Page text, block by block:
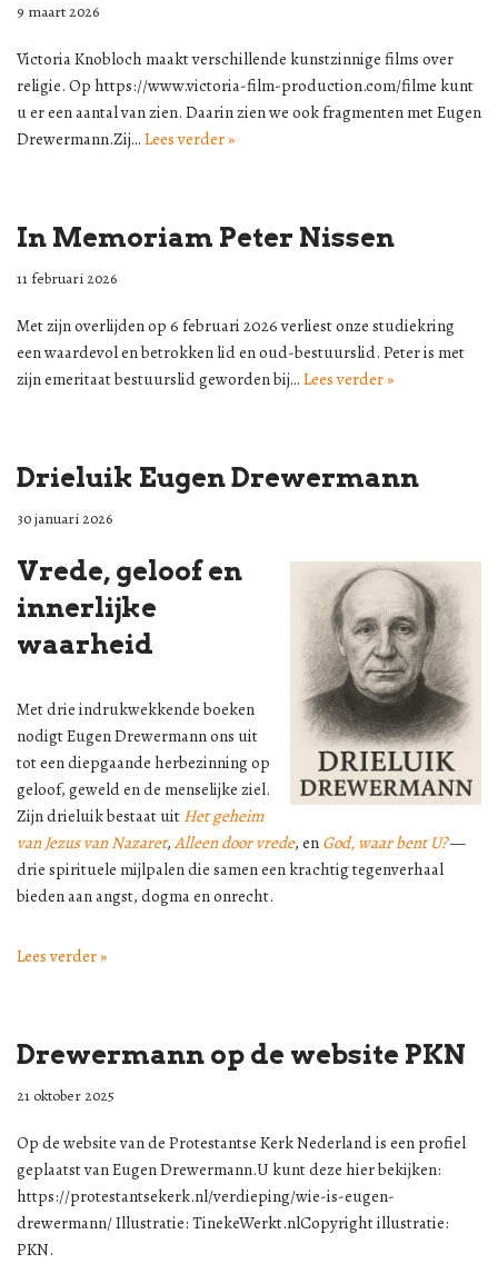
9 maart 2026
Victoria Knobloch maakt verschillende kunstzinnige films over
religie. Op https://www.victoria-film-production.com/filme kunt
u er een aantal van zien. Daarin zien we ook fragmenten met Eugen
Drewermann.Zij… Lees verder »
In Memoriam Peter Nissen
11 februari 2026
Met zijn overlijden op 6 februari 2026 verliest onze studiekring
een waardevol en betrokken lid en oud-bestuurslid. Peter is met
zijn emeritaat bestuurslid geworden bij… Lees verder »
Drieluik Eugen Drewermann
30 januari 2026
Vrede, geloof en
innerlijke
waarheid
Met drie indrukwekkende boeken
nodigt Eugen Drewermann ons uit
tot een diepgaande herbezinning op
geloof, geweld en de menselijke ziel.
Zijn drieluik bestaat uit Het geheim
van Jezus van Nazaret, Alleen door vrede, en God, waar bent U?—
drie spirituele mijlpalen die samen een krachtig tegenverhaal
bieden aan angst, dogma en onrecht.
Lees verder »
Drewermann op de website PKN
21 oktober 2025
Op de website van de Protestantse Kerk Nederland is een profiel
geplaatst van Eugen Drewermann.U kunt deze hier bekijken:
https://protestantsekerk.nl/verdieping/wie-is-eugen-
drewermann/ Illustratie: TinekeWerkt.nlCopyright illustratie:
PKN.